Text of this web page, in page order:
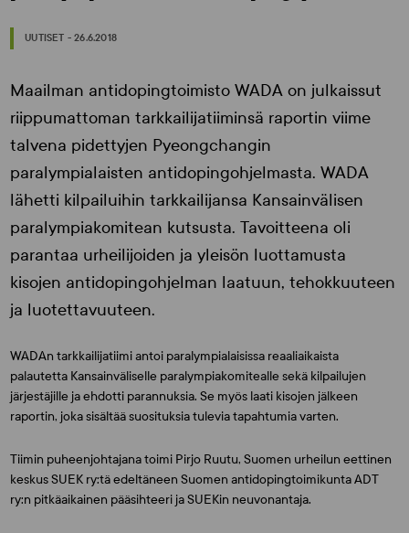
UUTISET - 26.6.2018
Maailman antidopingtoimisto WADA on julkaissut
riippumattoman tarkkailijatiiminsä raportin viime
talvena pidettyjen Pyeongchangin
paralympialaisten antidopingohjelmasta. WADA
lähetti kilpailuihin tarkkailijansa Kansainvälisen
paralympiakomitean kutsusta. Tavoitteena oli
parantaa urheilijoiden ja yleisön luottamusta
kisojen antidopingohjelman laatuun, tehokkuuteen
ja luotettavuuteen.
WADAn tarkkailijatiimi antoi paralympialaisissa reaaliaikaista
palautetta Kansainväliselle paralympiakomitealle sekä kilpailujen
järjestäjille ja ehdotti parannuksia. Se myös laati kisojen jälkeen
raportin, joka sisältää suosituksia tulevia tapahtumia varten.
Tiimin puheenjohtajana toimi Pirjo Ruutu, Suomen urheilun eettinen
keskus SUEK ry:tä edeltäneen Suomen antidopingtoimikunta ADT
ry:n pitkäaikainen pääsihteeri ja SUEKin neuvonantaja.